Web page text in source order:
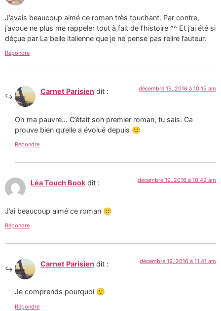
J’avais beaucoup aimé ce roman très touchant. Par contre,
j’avoue ne plus me rappeler tout à fait de l’histoire ^^ Et j’ai été si
déçue par La belle italienne que je ne pense pas relire l’auteur.
Répondre
Carnet Parisien dit : décembre 19, 2016 à 10:15 am
Oh ma pauvre… C’était son premier roman, tu sais. Ca
prouve bien qu’elle a évolué depuis 🙂
Répondre
Léa Touch Book dit : décembre 19, 2016 à 10:49 am
J’ai beaucoup aimé ce roman 🙂
Répondre
Carnet Parisien dit : décembre 19, 2016 à 11:41 am
Je comprends pourquoi 🙂
Répondre